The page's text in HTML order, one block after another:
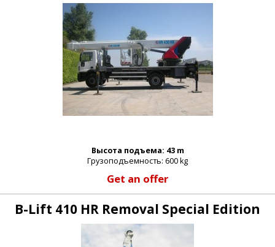
Высота подъема: 43 m
Грузоподъемность: 600 kg
Get an offer
B-Lift 410 HR Removal Special Edition